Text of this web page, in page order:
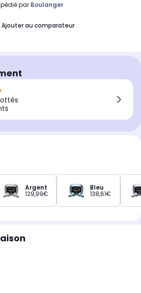
par Boulanger
Ajouter au comparateur
Argent
129,99€
Bleu
138,61€